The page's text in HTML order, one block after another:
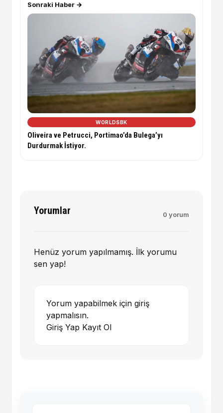
Sonraki Haber →
WORLDSBK
Oliveira ve Petrucci, Portimao’da Bulega’yı
Durdurmak İstiyor.
Yorumlar 0 yorum
Henüz yorum yapılmamış. İlk yorumu
sen yap!
Yorum yapabilmek için giriş
yapmalısın.
Giriş Yap Kayıt Ol